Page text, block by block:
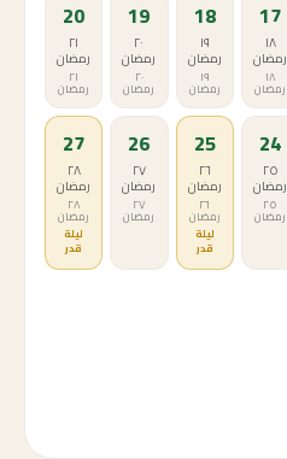
17
١٨
رمضان
١٨
رمضان
18
١٩
رمضان
١٩
رمضان
19
٢٠
رمضان
٢٠
رمضان
20
٢١
رمضان
٢١
رمضان
24
٢٥
رمضان
٢٥
رمضان
25
٢٦
رمضان
٢٦
رمضان
ليلة
قدر
26
٢٧
رمضان
٢٧
رمضان
27
٢٨
رمضان
٢٨
رمضان
ليلة
قدر